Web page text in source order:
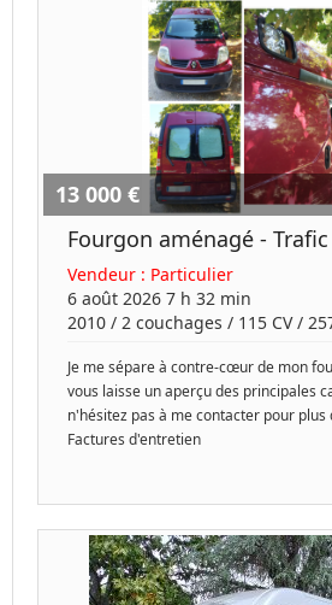
13 000 €
Fourgon aménagé -
Vendeur : Particulier
6 août 2026 7 h 32 min
2010 / 2 couchages / 115 CV /
Je me sépare à contre-cœur de mon
vous laisse un aperçu des principales
n'hésitez pas à me contacter pour plus
Factures d'entretien